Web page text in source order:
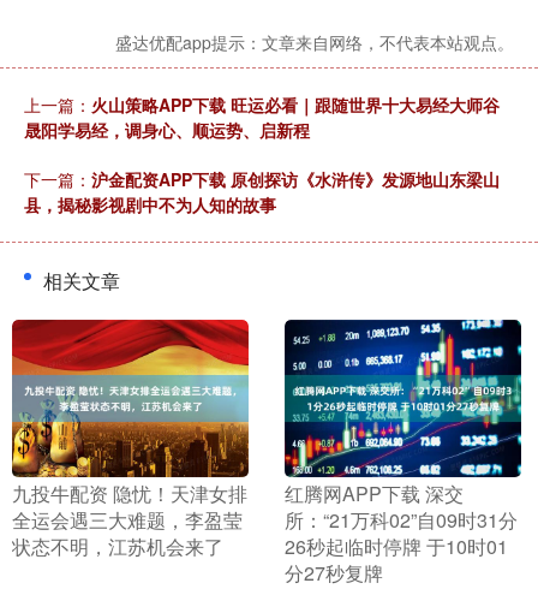
盛达优配app提示：文章来自网络，不代表本站观点。
上一篇： 火山策略APP下载 旺运必看｜跟随世界十大易经大师谷
晟阳学易经，调身心、顺运势、启新程
下一篇： 沪金配资APP下载 原创探访《水浒传》发源地山东梁山
县，揭秘影视剧中不为人知的故事
相关文章
​九投牛配资 隐忧！天津女排
全运会遇三大难题，李盈莹
状态不明，江苏机会来了
​红腾网APP下载 深交
所：“21万科02”自09时31分
26秒起临时停牌 于10时01
分27秒复牌